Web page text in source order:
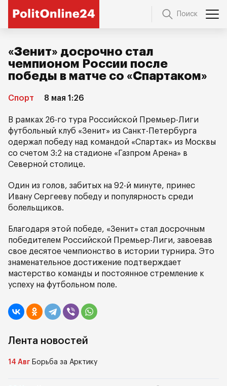
Поиск
«Зенит» досрочно стал
чемпионом России после
победы в матче со «Спартаком»
Спорт 8 мая 1:26
В рамках 26-го тура Российской Премьер-Лиги
футбольный клуб «Зенит» из Санкт-Петербурга
одержал победу над командой «Спартак» из Москвы
со счетом 3:2 на стадионе «Газпром Арена» в
Северной столице.
Один из голов, забитых на 92-й минуте, принес
Ивану Сергееву победу и популярность среди
болельщиков.
Благодаря этой победе, «Зенит» стал досрочным
победителем Российской Премьер-Лиги, завоевав
свое десятое чемпионство в истории турнира. Это
знаменательное достижение подтверждает
мастерство команды и постоянное стремление к
успеху на футбольном поле.
Лента новостей
14 Авг Борьба за Арктику